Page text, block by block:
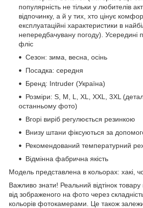
популярність не тільки у любителів
відпочинку, а й у тих, хто цінує
експлуатаційні характеристики в
непередбачувану погоду). Усередині
фліс
Сезон: зима, весна, осінь
Посадка: середня
Бренд: Intruder (Україна)
Розміри: S, M, L, XL, XXL, 3XL
останньому фото)
Вгорі виріб регулюється резинкою
Внизу штани фіксуються за
Рекомендований температурний
Відмінна фабрична якість
Модель представлена в кольорах: хакі,
Важливо знати! Реальний відтінок товару
від зображеного на фото через
кольорів фотокамерами. Це також